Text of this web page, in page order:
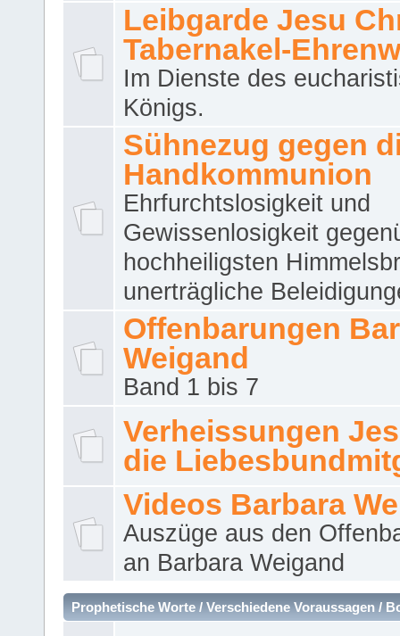
Leibgarde Jesu
Tabernakel-
Im Dienste des
Königs.
Sühnezug gegen
Handkommunion
Ehrfurchtslosigkeit und
Gewissenlosigkeit
hochheiligsten
unerträgliche
Offenbarungen
Weigand
Band 1 bis 7
Verheissungen
die
Videos Barbara
Auszüge aus den
an Barbara Weigand
Prophetische Worte / Verschiedene Voraussagen /